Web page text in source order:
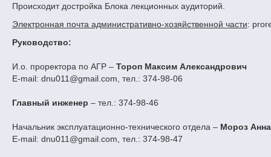
Происходит достройка Блока лекционных аудиторий.
Электронная почта административно-хозяйственной части:
Руководство:
И.о. проректора по АГР – Тороп Максим Александрович
E-mail: dnu011@gmail.com, тел.: 374-98-06
Главный инженер – тел.: 374-98-46
Начальник эксплуатационно-технического отдела – Мороз
E-mail: dnu011@gmail.com, тел.: 374-98-47